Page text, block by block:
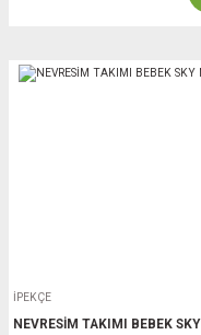
İPEKÇE
NEVRESİM TAKIMI BEBEK SKY